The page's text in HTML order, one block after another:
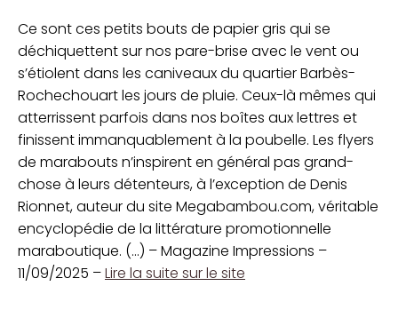
Ce sont ces petits bouts de papier gris qui se
déchiquettent sur nos pare-brise avec le vent ou
s’étiolent dans les caniveaux du quartier Barbès-
Rochechouart les jours de pluie. Ceux-là mêmes qui
atterrissent parfois dans nos boîtes aux lettres et
finissent immanquablement à la poubelle. Les flyers
de marabouts n’inspirent en général pas grand-
chose à leurs détenteurs, à l’exception de Denis
Rionnet, auteur du site Megabambou.com, véritable
encyclopédie de la littérature promotionnelle
maraboutique. (...) – Magazine Impressions –
11/09/2025 –Lire la suite sur le site